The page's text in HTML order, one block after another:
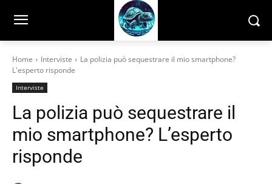
Home Interviste
La polizia può sequestrare il mio smartphone?
L'esperto risponde
Interviste
La polizia può sequestrare il
mio smartphone? L’esperto
risponde